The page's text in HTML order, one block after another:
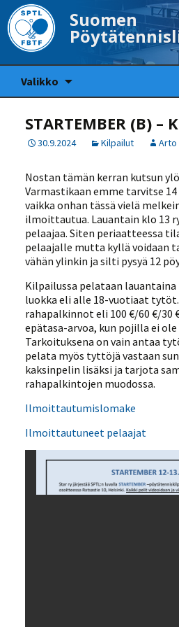
Suomen
Valikko
STARTEMBER (B)
30.9.2024 Kilpailut Arto
Nostan tämän kerran kutsun
Varmastikaan emme tarvitse
vaikka onhan tässä vielä
ilmoittautua. Lauantain klo 13
pelaajaa. Siten periaatteessa
pelaajalle mutta kyllä voidaan
vähän ylinkin ja silti pysyä 12
Kilpailussa pelataan lauantaina
luokka eli alle 18-vuotiaat tytöt.
rahapalkinnot eli 100 €/60 €/30
epätasa-arvoa, kun pojilla ei ole
Tarkoituksena on vain antaa
pelata myös tyttöjä vastaan
kaksinpelin lisäksi ja tarjota
rahapalkintojen muodossa.
Ilmoittautumislomake
Ilmoittautuneet pelaajat